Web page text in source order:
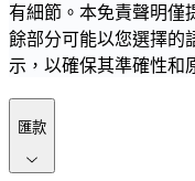
有細節。本免責聲明僅
餘部分可能以您選擇的
示，以確保其準確性和
匯款